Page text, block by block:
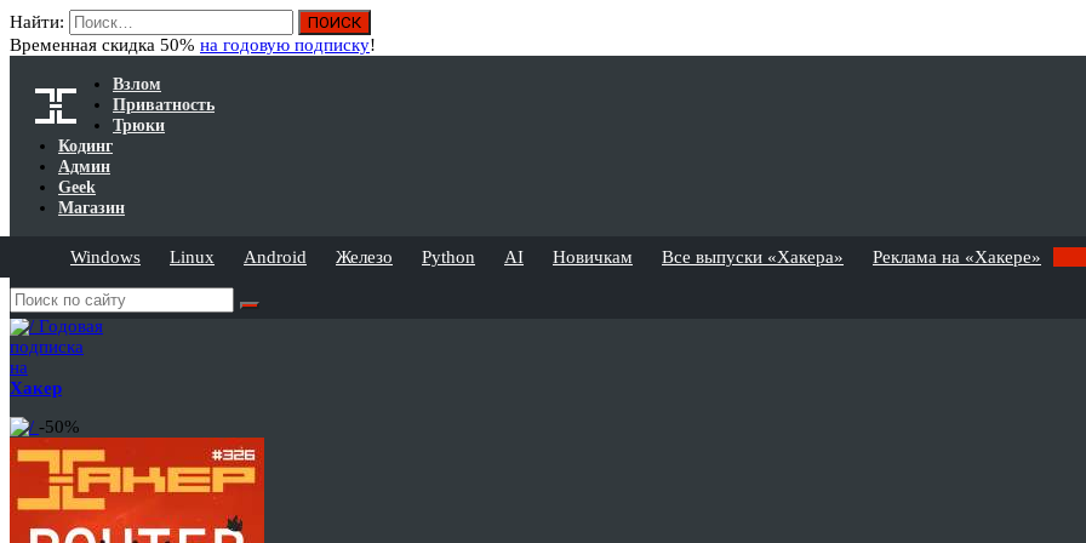
Найти:
Временная скидка 50% на годовую подписку!
Взлом
Приватность
Трюки
Кодинг
Админ
Geek
Магазин
Windows Linux Android Железо Python AI Новичкам Все выпуски «Хакера» Реклама на «Хакере»
Годовая
подписка
на
Хакер
-50%